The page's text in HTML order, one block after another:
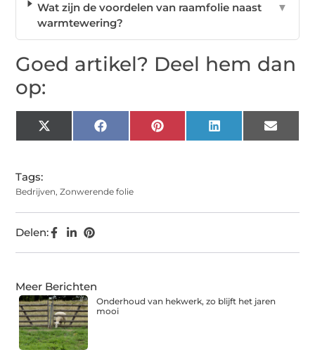
Wat zijn de voordelen van raamfolie naast
warmtewering?
▼
Goed artikel? Deel hem dan
op:
X
(Twitter)
Facebook Pinterest LinkedIn Email
Tags:
Bedrijven,Zonwerende folie
Delen:
Meer Berichten
Onderhoud van hekwerk, zo blijft het jaren
mooi